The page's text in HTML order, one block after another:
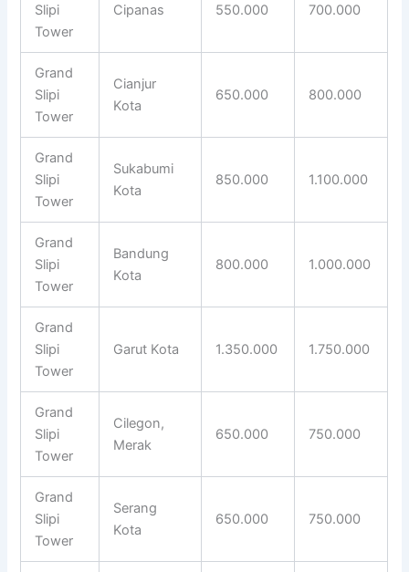
Slipi
Tower
Cipanas 550.000 700.000
Grand
Slipi
Tower
Cianjur
Kota
650.000 800.000
Grand
Slipi
Tower
Sukabumi
Kota
850.000 1.100.000
Grand
Slipi
Tower
Bandung
Kota
800.000 1.000.000
Grand
Slipi
Tower
Garut Kota 1.350.000 1.750.000
Grand
Slipi
Tower
Cilegon,
Merak
650.000 750.000
Grand
Slipi
Tower
Serang
Kota
650.000 750.000